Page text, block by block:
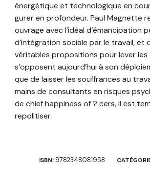
énergétique et technologique en
gurer en profondeur. Paul Magnette
ouvrage avec l’idéal d’émancipation
d’intégration sociale par le travail, et
véritables propositions pour lever
s’opposent aujourd’hui à son
que de laisser les souffrances au
mains de consultants en risques
de chief happiness of ? cers, il est
repolitiser.
ISBN: 9782348081958